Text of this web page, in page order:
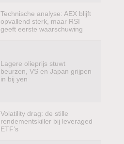
Technische analyse: AEX blijft
opvallend sterk, maar RSI
geeft eerste waarschuwing
Lagere olieprijs stuwt
beurzen, VS en Japan grijpen
in bij yen
Volatility drag: de stille
rendementskiller bij leveraged
ETF’s